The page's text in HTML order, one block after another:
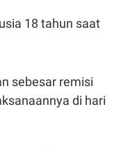
18 tahun saat
sebesar remisi
di hari